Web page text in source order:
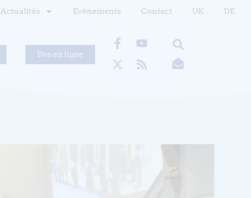
Actualités Evénements Contact UK DE
Don en ligne